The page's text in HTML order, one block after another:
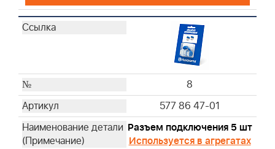
8
577 86 47-01
Разъем подключения 5 шт
Используется в агрегатах